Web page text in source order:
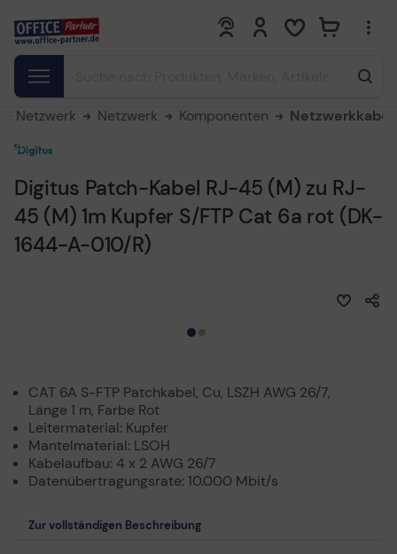
0 0
Netzwerk Netzwerk Komponenten Netzwerkkabel
Digitus Patch-Kabel RJ-45 (M) zu RJ-
45 (M) 1m Kupfer S/FTP Cat 6a rot (DK-
1644-A-010/R)
CAT 6A S-FTP Patchkabel, Cu, LSZH AWG 26/7,
Länge 1 m, Farbe Rot
Leitermaterial: Kupfer
Mantelmaterial: LSOH
Kabelaufbau: 4 x 2 AWG 26/7
Datenübertragungsrate: 10.000 Mbit/s
Zur vollständigen Beschreibung